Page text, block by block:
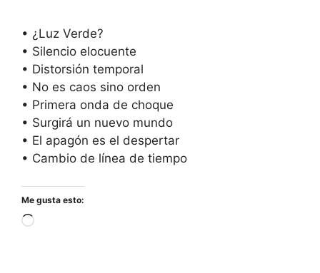
• ¿Luz Verde?
• Silencio elocuente
• Distorsión temporal
• No es caos sino orden
• Primera onda de choque
• Surgirá un nuevo mundo
• El apagón es el despertar
• Cambio de línea de tiempo
Me gusta esto:
Cargando...